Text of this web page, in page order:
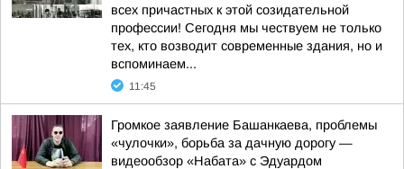
всех причастных к этой созидательной
профессии! Сегодня мы чествуем не только
тех, кто возводит современные здания, но и
вспоминаем...
11:45
Громкое заявление Башанкаева, проблемы
«чулочки», борьба за дачную дорогу —
видеообзор «Набата» с Эдуардом